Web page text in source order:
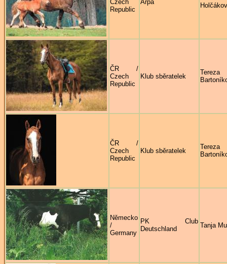
Czech
Republic
Arpa
ČR /
Czech
Republic
Klub sběratelek
Tereza
ČR /
Czech
Republic
Klub sběratelek
Tereza
Německo
/
Germany
PK Club
Deutschland
Tanja